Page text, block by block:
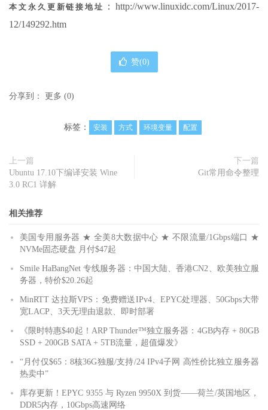
本文永久更新链接地址
：http://www.linuxidc.com/Linux/2017-
12/149292.htm
赞(0)
分享到： 更多 (0)
标签： 安装 方式 环境变量 配置
上一篇
Ubuntu 17.10下编译安装 Wine
3.0 RC1 详解
下一篇
Git常用命令整理
相关推荐
美国专用服务器 ★ 全美8大数据中心 ★ 不限流量/1Gbps端口 ★
NVMe固态硬盘 月付$47起
Smile HaBangNet 专线服务器：中国大陆、香港CN2、欧美独立服
务器，特价$20.26起
MinRTT 达拉斯VPS：免费赠送IPv4、EPYC处理器、50Gbps大带
宽LACP、3天无理由退款、即时部署
《限时特惠$40起！ARP Thunder™独立服务器：4GB内存 + 80GB
SSD + 200GB SATA + 5TB流量，超值爆发》
“月付仅$65：8核36G独服/支持/24 IPv4子网 高性价比独立服务器
热卖中”
库存更新！EPYC 9355 与 Ryzen 9950X 到货——荷兰/英国地区，
DDR5内存，10Gbps高速网络